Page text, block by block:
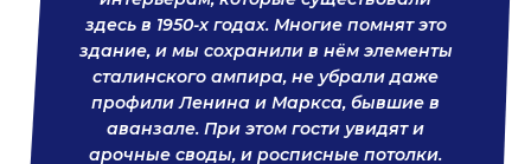
здесь в 1950-х годах. Многие помнят это
здание, и мы сохранили в нём элементы
сталинского ампира, не убрали даже
профили Ленина и Маркса, бывшие в
аванзале. При этом гости увидят и
арочные своды, и росписные потолки.